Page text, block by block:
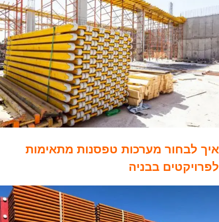
איך לבחור מערכות טפסנות מתאימות
לפרויקטים בבניה